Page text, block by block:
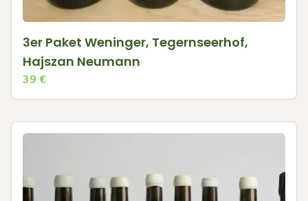
3er Paket Weninger, Tegernseerhof,
Hajszan Neumann
39 €